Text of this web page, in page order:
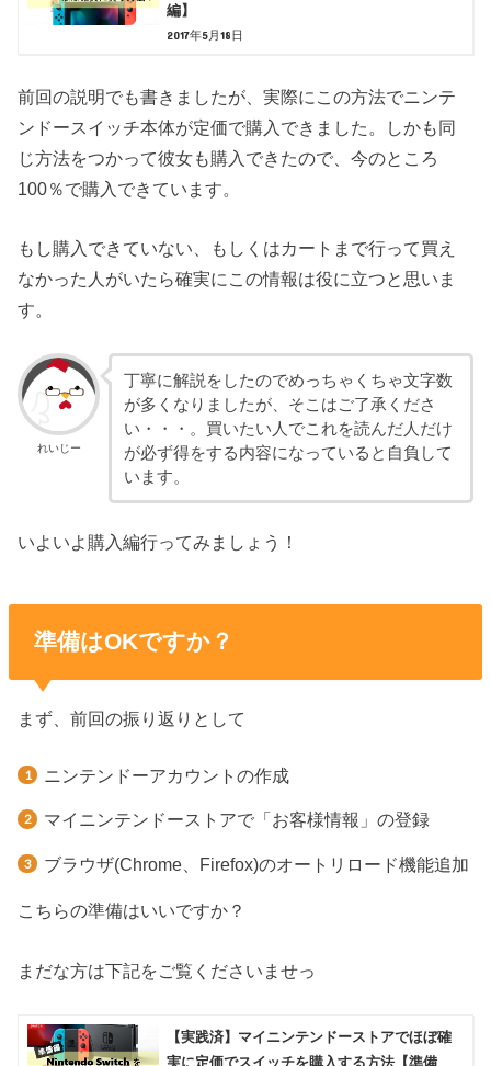
編】
2017年5月18日
前回の説明でも書きましたが、実際にこの方法でニンテ
ンドースイッチ本体が定価で購入できました。しかも同
じ方法をつかって彼女も購入できたので、今のところ
100％で購入できています。
もし購入できていない、もしくはカートまで行って買え
なかった人がいたら確実にこの情報は役に立つと思いま
す。
れいじー
丁寧に解説をしたのでめっちゃくちゃ文字数
が多くなりましたが、そこはご了承くださ
い・・・。買いたい人でこれを読んだ人だけ
が必ず得をする内容になっていると自負して
います。
いよいよ購入編行ってみましょう！
準備はOKですか？
まず、前回の振り返りとして
ニンテンドーアカウントの作成
マイニンテンドーストアで「お客様情報」の登録
ブラウザ(Chrome、Firefox)のオートリロード機能追加
こちらの準備はいいですか？
まだな方は下記をご覧くださいませっ
【実践済】マイニンテンドーストアでほぼ確
実に定価でスイッチを購入する方法【準備